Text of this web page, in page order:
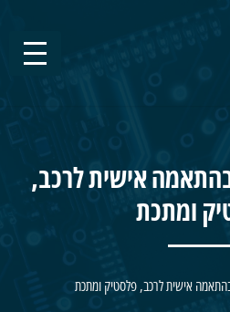
אישית לרכב,
ומתכת
אישית לרכב, פלסטיק ומתכת